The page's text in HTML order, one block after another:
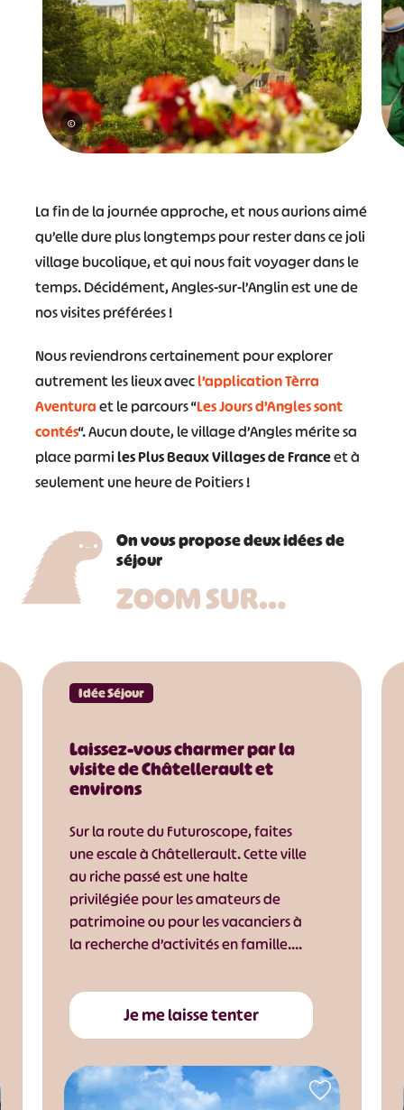
©
La fin de la journée approche, et nous aurions aimé
qu’elle dure plus longtemps pour rester dans ce joli
village bucolique, et qui nous fait voyager dans le
temps. Décidément, Angles-sur-l’Anglin est une de
nos visites préférées !
Nous reviendrons certainement pour explorer
autrement les lieux avecl’application Tèrra
Aventuraet le parcours “Les Jours d’Angles sont
contés“. Aucun doute, le village d’Angles mérite sa
place parmiles Plus Beaux Villages de Franceet à
seulement une heure de Poitiers !
On vous propose deux idées de
séjour
ZOOM SUR…
Idée Séjour
Laissez-vous charmer par la
visite de Châtellerault et
environs
Sur la route du Futuroscope, faites
une escale à Châtellerault. Cette ville
au riche passé est une halte
privilégiée pour les amateurs de
patrimoine ou pour les vacanciers à
la recherche d’activités en famille….
Je me laisse tenter